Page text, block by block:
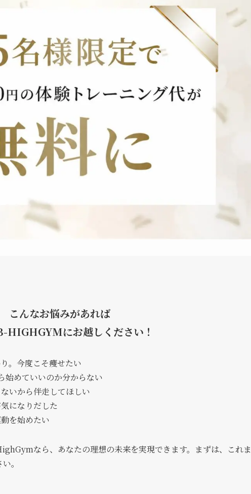
こんなお悩みがあれば
HIGHGYMにお越しください！
。今度こそ痩せたい
始めていいのか分からない
いから伴走してほしい
になりだした
を始めたい
なら、あなたの理想の未来を実現できます。まずは、これま
。